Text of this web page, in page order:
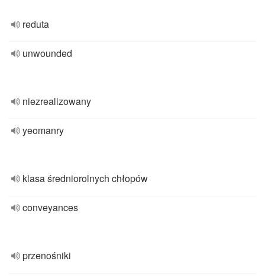
reduta
unwounded
niezrealizowany
yeomanry
klasa średniorolnych chłopów
conveyances
przenośniki